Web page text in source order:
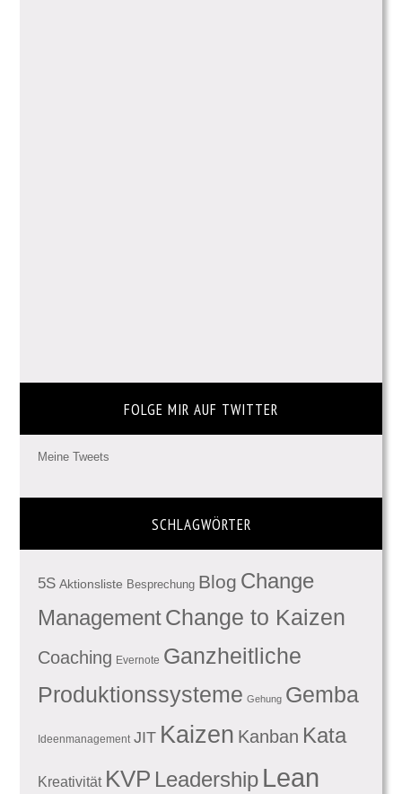
FOLGE MIR AUF TWITTER
Meine Tweets
SCHLAGWÖRTER
5S Aktionsliste Besprechung Blog Change
ManagementChange to Kaizen
Coaching Evernote Ganzheitliche
Produktionssysteme Gehung Gemba
Ideenmanagement JIT Kaizen Kanban Kata
Kreativität KVP Leadership Lean